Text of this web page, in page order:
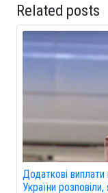
Related posts
Додаткові
України